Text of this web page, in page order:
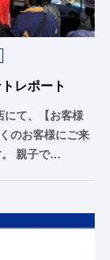
レポート
にて、【お客様
のお客様にご来
。 親子で…